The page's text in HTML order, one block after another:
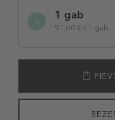
variation1 gab
91,00 € / 1 gab.